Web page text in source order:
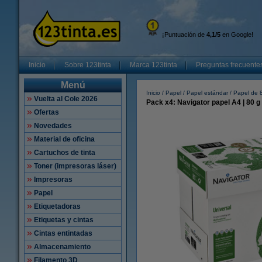
¡Puntuación de 4,1/5 en Google!
Inicio Sobre 123tinta Marca 123tinta Preguntas
Menú
Vuelta al Cole 2026
Ofertas
Novedades
Material de oficina
Cartuchos de tinta
Toner (impresoras láser)
Impresoras
Papel
Etiquetadoras
Etiquetas y cintas
Cintas entintadas
Almacenamiento
Filamento 3D
Inicio Papel Papel estándar Papel de
Pack x4: Navigator papel A4 | 80